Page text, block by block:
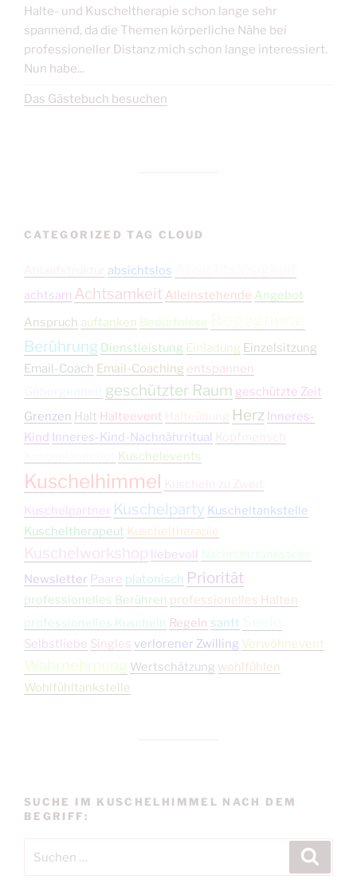
Halte- und Kuscheltherapie schon lange sehr
spannend, da die Themen körperliche Nähe bei
professioneller Distanz mich schon lange interessiert.
Nun habe...
Das Gästebuch besuchen
CATEGORIZED TAG CLOUD
absichtslos
achtsam Achtsamkeit Alleinstehende Angebot
Anspruch auftanken Bedürfnisse
Berührung Dienstleistung Einladung Einzelsitzung
Email-Coach Email-Coaching entspannen
geschützter Raum geschützte Zeit
Grenzen Halt Halteevent Halteübung Herz Inneres-
Kind Inneres-Kind-Nachnährritual
Kuschelevents
Kuschelhimmel Kuscheln zu Zweit
Kuschelpartner Kuschelparty Kuscheltankstelle
Kuscheltherapeut Kuscheltherapie
Kuschelworkshop liebevoll Nachnährtankstelle
Newsletter Paare platonisch Priorität
professionelles Berühren professionelles Halten
professionelles Kuscheln Regeln sanft
Selbstliebe Singles verlorener Zwilling Verwöhnevent
Wahrnehmung Wertschätzung wohlfühlen
Wohlfühltankstelle
SUCHE IM KUSCHELHIMMEL NACH DEM
BEGRIFF:
nach: